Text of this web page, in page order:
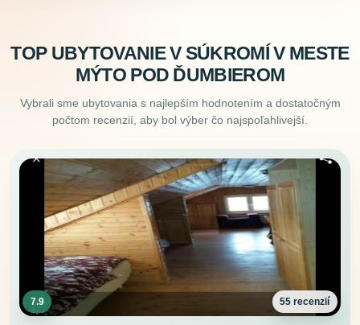
TOP UBYTOVANIE V SÚKROMÍ V MESTE
MÝTO POD ĎUMBIEROM
Vybrali sme ubytovania s najlepším hodnotením a dostatočným
počtom recenzií, aby bol výber čo najspoľahlivejší.
7.9 55 recenzií